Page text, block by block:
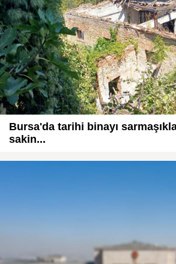
Bursa'da tarihi binayı
sakin...